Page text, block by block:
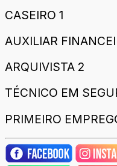
CASEIRO 1
AUXILIAR
ARQUIVISTA 2
TÉCNICO EM
PRIMEIRO